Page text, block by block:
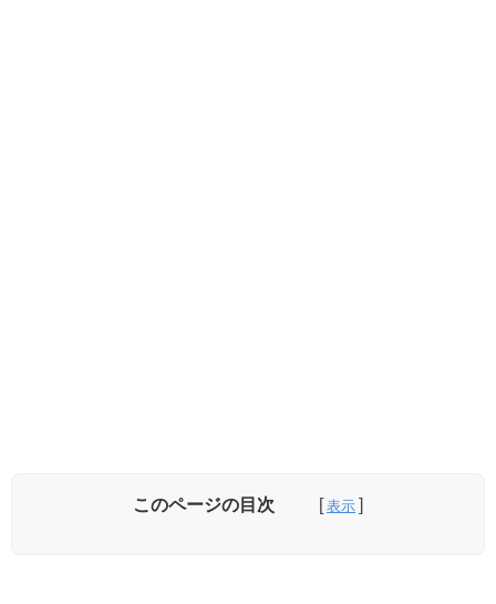
このページの目次